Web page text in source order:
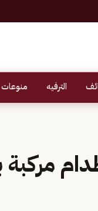
الترفيه منوعات
مركبة